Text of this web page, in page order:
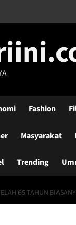
Fashion
Masyarakat
Trending
65 TAHUN